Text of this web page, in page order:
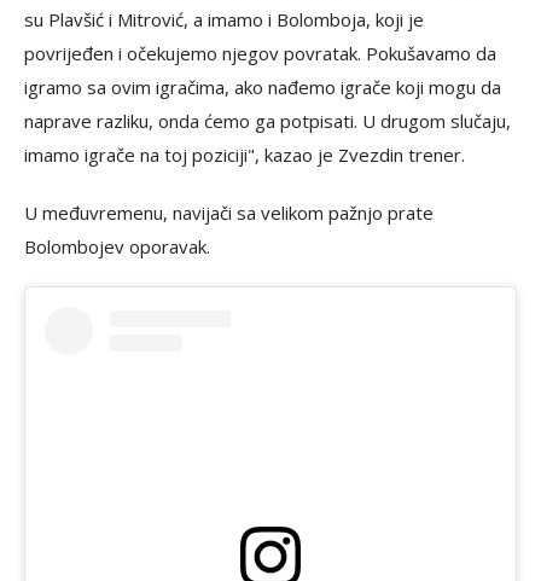
su Plavšić i Mitrović, a imamo i Bolomboja, koji je
povrijeđen i očekujemo njegov povratak. Pokušavamo da
igramo sa ovim igračima, ako nađemo igrače koji mogu da
naprave razliku, onda ćemo ga potpisati. U drugom slučaju,
imamo igrače na toj poziciji", kazao je Zvezdin trener.
U međuvremenu, navijači sa velikom pažnjo prate
Bolombojev oporavak.